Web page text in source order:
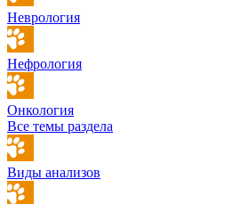
Неврология
Нефрология
Онкология
Все темы раздела
Виды анализов